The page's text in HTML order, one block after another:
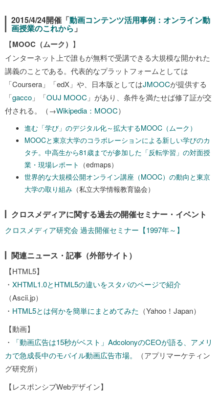
2015/4/24開催「動画コンテンツ活用事例：オンライン動
画授業のこれから 」
【MOOC（ムーク） 】
インターネット上で誰もが無料で受講できる大規模な開かれた
講義のことである。代表的なプラットフォームとしては
「Coursera」「edX」や、日本版としてはJMOOCが提供する
「gacco 」「OUJ MOOC 」があり、条件を満たせば修了証が交
付される。（→Wikipedia：MOOC）
進む「学び」のデジタル化～拡大するMOOC（ムーク）
MOOCと東京大学のコラボレーションによる新しい学びのカ
タチ。中高生から81歳までが参加した「反転学習」の対面授
業・現場レポート （edmaps）
世界的な大規模公開オンライン講座（MOOC）の動向と東京
大学の取り組み （私立大学情報教育協会）
クロスメディアに関する過去の開催セミナー・イベント
クロスメディア研究会 過去開催セミナー【1997年～】
関連ニュース・記事（外部サイト）
【HTML5】
・ XHTML1.0とHTML5の違いをスタバのページで紹介
（Ascii.jp）
・ HTML5とは何かを簡単にまとめてみた （Yahoo！Japan）
【動画】
・
「動画広告は15秒がベスト」AdcolonyのCEOが語る、アメリ
カで急成長中のモバイル動画広告市場。
（アプリマーケティン
グ研究所）
【レスポンシブWebデザイン】